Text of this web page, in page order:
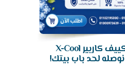
🏠❄️ اطلب تكييف كاريير X-Cool
نوصله لحد باب بيتك!